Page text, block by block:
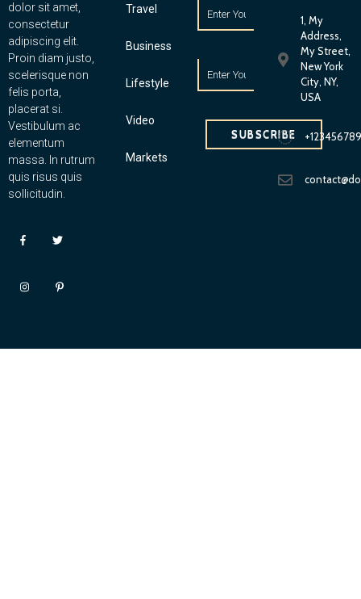
dolor sit amet,
consectetur
adipiscing elit.
Proin diam justo,
scelerisque non
felis porta,
placerat si.
Vestibulum ac
elementum
massa. In rutrum
quis risus quis
sollicitudin.
Travel
Business
Lifestyle
Video
Markets
SUBSCRIBE
1, My
Address,
My Street,
New York
City, NY,
USA